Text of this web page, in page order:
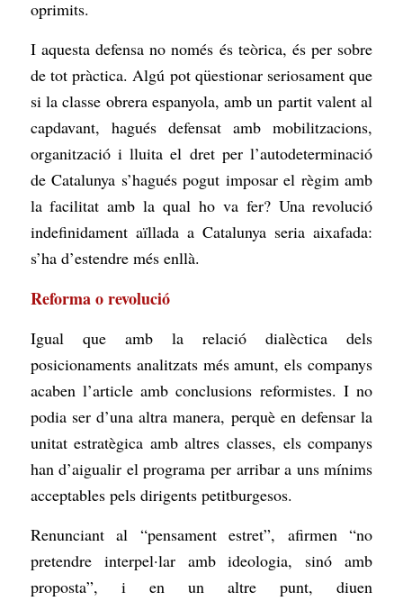
oprimits.
I aquesta defensa no només és teòrica, és per sobre
de tot pràctica. Algú pot qüestionar seriosament que
si la classe obrera espanyola, amb un partit valent al
capdavant, hagués defensat amb mobilitzacions,
organització i lluita el dret per l’autodeterminació
de Catalunya s’hagués pogut imposar el règim amb
la facilitat amb la qual ho va fer? Una revolució
indefinidament aïllada a Catalunya seria aixafada:
s’ha d’estendre més enllà.
Reforma o revolució
Igual que amb la relació dialèctica dels
posicionaments analitzats més amunt, els companys
acaben l’article amb conclusions reformistes. I no
podia ser d’una altra manera, perquè en defensar la
unitat estratègica amb altres classes, els companys
han d’aigualir el programa per arribar a uns mínims
acceptables pels dirigents petitburgesos.
Renunciant al “pensament estret”, afirmen “no
pretendre interpel·lar amb ideologia, sinó amb
proposta”, i en un altre punt, diuen